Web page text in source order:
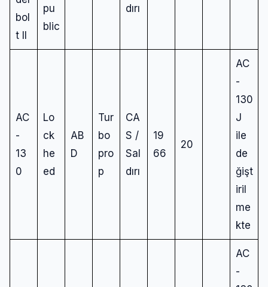
bol
t II
pu
blic
dırı
AC
-
13
0
Lo
ck
he
ed
AB
D
Tur
bo
pro
p
CA
S /
Sal
dırı
19
66
20
AC
-
130
J
ile
de
ğişt
iril
me
kte
AC
-